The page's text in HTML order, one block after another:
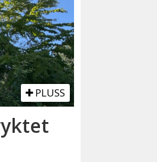
PLUSS